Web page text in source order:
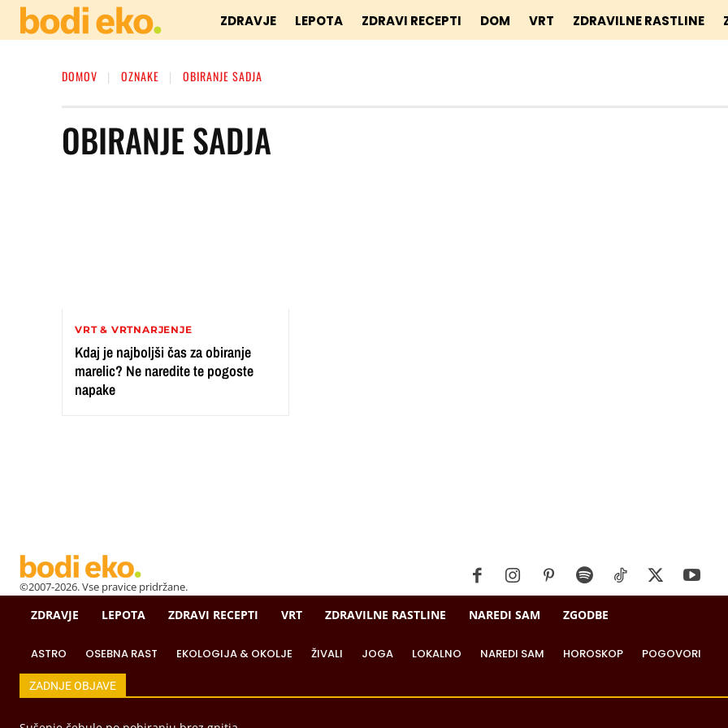
ZDRAVJE LEPOTA ZDRAVI RECEPTI DOM VRT ZDRAVILNE RASTLINE
DOMOV OZNAKE OBIRANJE SADJA
OBIRANJE SADJA
VRT & VRTNARJENJE
Kdaj je najboljši čas za obiranje
marelic? Ne naredite te pogoste
napake
©2007-2026. Vse pravice pridržane.
ZDRAVJE LEPOTA ZDRAVI RECEPTI VRT ZDRAVILNE RASTLINE NAREDI SAM ZGODBE
ASTRO OSEBNA RAST EKOLOGIJA & OKOLJE ŽIVALI JOGA LOKALNO NAREDI SAM HOROSKOP POGOVORI
ZADNJE OBJAVE